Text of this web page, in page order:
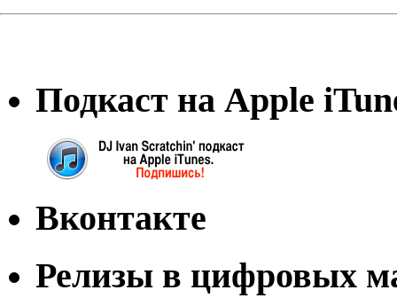
Подкаст на Apple
Вконтакте
Релизы в цифровых